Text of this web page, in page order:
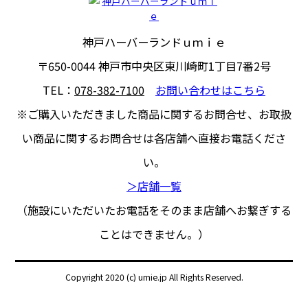
神戸ハーバーランドｕｍｉｅ
〒650-0044神戸市中央区東川崎町1丁目7番2号
TEL： 078-382-7100
お問い合わせはこちら
※ご購入いただきました商品に関するお問合せ、 お取扱
い商品に関するお問合せは各店舗へ直接お電話くださ
い。
＞店舗一覧
（施設にいただいたお電話をそのまま店舗へお繋ぎする
ことはできません。）
Copyright 2020 (c) umie.jp All Rights Reserved.